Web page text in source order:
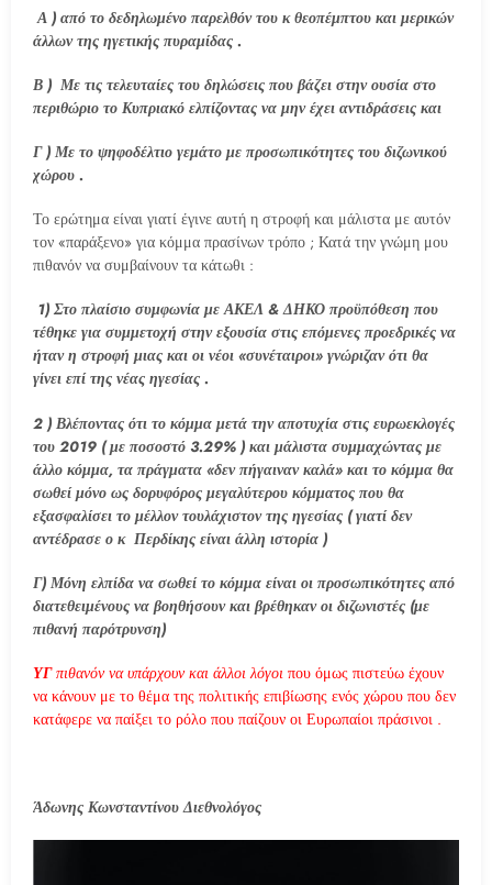
Α ) από το δεδηλωμένο παρελθόν του κ θεοπέμπτου και μερικών
άλλων της ηγετικής πυραμίδας .
Β ) Με τις τελευταίες του δηλώσεις που βάζει στην ουσία στο
περιθώριο το Κυπριακό ελπίζοντας να μην έχει αντιδράσεις και
Γ ) Με το ψηφοδέλτιο γεμάτο με προσωπικότητες του διζωνικού
χώρου .
Το ερώτημα είναι γιατί έγινε αυτή η στροφή και μάλιστα με αυτόν
τον «παράξενο» για κόμμα πρασίνων τρόπο ; Κατά την γνώμη μου
πιθανόν να συμβαίνουν τα κάτωθι :
1) Στο πλαίσιο συμφωνία με ΑΚΕΛ & ΔΗΚΟ προϋπόθεση που
τέθηκε για συμμετοχή στην εξουσία στις επόμενες προεδρικές να
ήταν η στροφή μιας και οι νέοι «συνέταιροι» γνώριζαν ότι θα
γίνει επί της νέας ηγεσίας .
2 ) Βλέποντας ότι το κόμμα μετά την αποτυχία στις ευρωεκλογές
του 2019 ( με ποσοστό 3.29% ) και μάλιστα συμμαχώντας με
άλλο κόμμα, τα πράγματα «δεν πήγαιναν καλά» και το κόμμα θα
σωθεί μόνο ως δορυφόρος μεγαλύτερου κόμματος που θα
εξασφαλίσει το μέλλον τουλάχιστον της ηγεσίας ( γιατί δεν
αντέδρασε ο κ Περδίκης είναι άλλη ιστορία )
Γ) Μόνη ελπίδα να σωθεί το κόμμα είναι οι προσωπικότητες από
διατεθειμένους να βοηθήσουν και βρέθηκαν οι διζωνιστές (με
πιθανή παρότρυνση)
ΥΓπιθανόν να υπάρχουν και άλλοι λόγοι που όμως πιστεύω έχουν
να κάνουν με το θέμα της πολιτικής επιβίωσης ενός χώρου που δεν
κατάφερε να παίξει το ρόλο που παίζουν οι Ευρωπαίοι πράσινοι .
Άδωνης Κωνσταντίνου Διεθνολόγος